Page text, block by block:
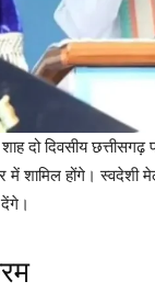
दो दिवसीय
में शामिल होंगे।